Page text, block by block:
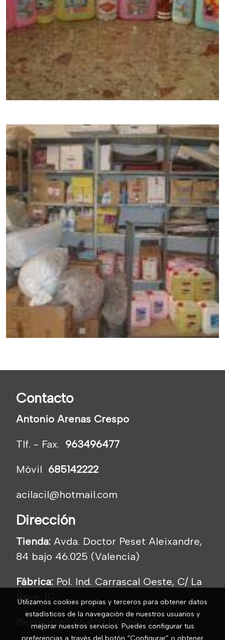
Contacto
Antonio Arenas Crespo
Tlf. - Fax. 963496477
Móvil 685142222
acilacil@hotmail.com
Dirección
Tienda: Avda. Doctor Peset Aleixandre,
84 bajo 46.025 (Valencia)
Fábrica: Pol. Ind. Carrascal Oeste, C/ La
Raya, 117
Beniparrell 46.469 (Valencia)
Utilizamos cookies propias y terceros para obtener datos
estadísticos de la navegación de nuestros usuarios y
mejorar nuestros servicios. Puedes configurar tus
preferencias a través del botón “Configurar” o obtener